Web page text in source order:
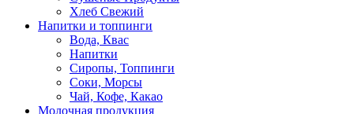
Хлеб Свежий
Напитки и топпинги
Вода, Квас
Напитки
Сиропы, Топпинги
Соки, Морсы
Чай, Кофе, Какао
Молочная продукция